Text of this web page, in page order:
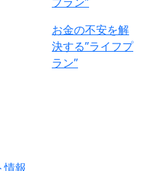
お金の不安を解
決する”ライフプ
ラン”